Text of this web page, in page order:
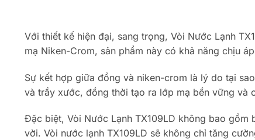
Với thiết kế hiện đại, sang trọng, Vòi Nước Lạnh
mạ Niken-Crom, sản phẩm này có khả năng chịu
Sự kết hợp giữa đồng và niken-crom là lý do tại
và trầy xước, đồng thời tạo ra lớp mạ bền vững và
Đặc biệt, Vòi Nước Lạnh TX109LD không bao
vời. Vòi nước lạnh TX109LD sẽ không chỉ tăng